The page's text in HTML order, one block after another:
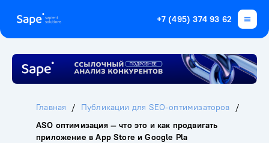
+7 (495) 374 93 62
Главная
Публикации для SEO-оптимизаторов
ASO оптимизация — что это и как продвигать
приложение в App Store и Google Pla